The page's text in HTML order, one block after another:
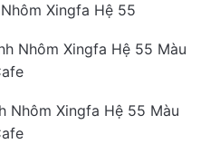
Xingfa Hệ 55
Nhôm Xingfa Hệ 55 Màu